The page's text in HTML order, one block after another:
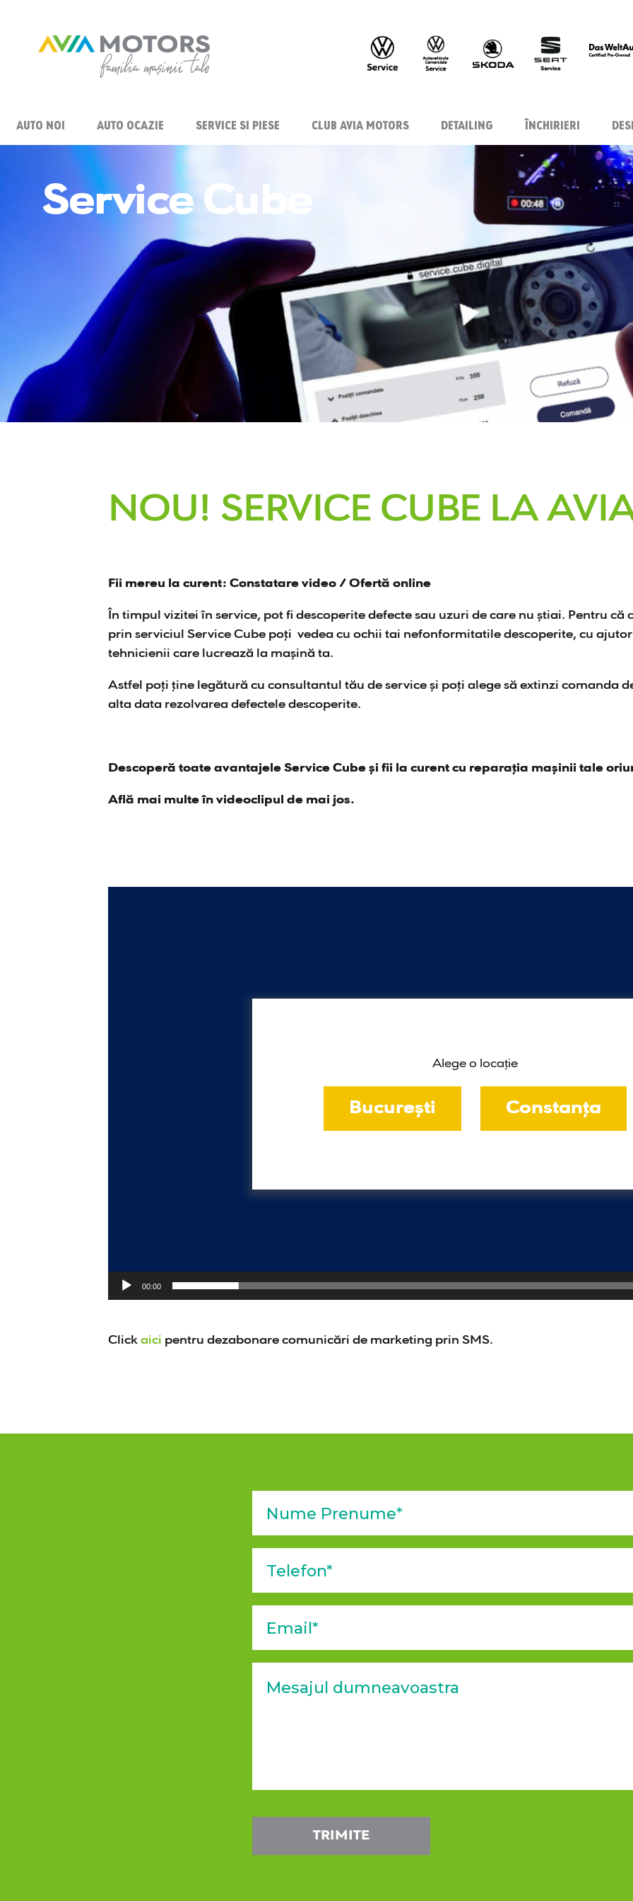
AUTO NOI AUTO OCAZIE SERVICE SI PIESE CLUB AVIA MOTORS DETAILING ÎNCHIRIERI
Alege o locație
București Constanța
Service Cube
NOU! SERVICE CUBE LA
Fii mereu la curent: Constatare video / Ofertă online
În timpul vizitei în service, pot fi descoperite defecte sau uzuri de care nu știai. Pentru că
prin serviciul Service Cube poți vedea cu ochii tai nefonformitatile descoperite, cu
tehnicienii care lucrează la mașină ta.
Astfel poți ține legătură cu consultantul tău de service și poți alege să extinzi comanda
alta data rezolvarea defectele descoperite.
Descoperă toate avantajele Service Cube și fii la curent cu reparația mașinii tale
Află mai multe în videoclipul de mai jos.
00:00
Click aici pentru dezabonare comunicări de marketing prin SMS.
TRIMITE